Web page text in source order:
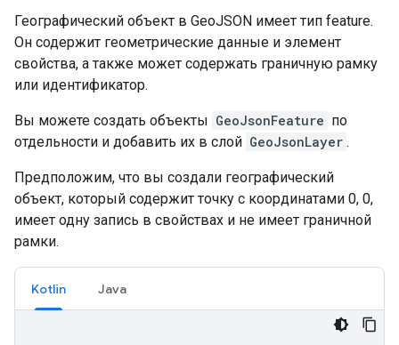
Географический объект в GeoJSON имеет тип feature.
Он содержит геометрические данные и элемент
свойства, а также может содержать граничную рамку
или идентификатор.
Вы можете создать объекты GeoJsonFeature по
отдельности и добавить их в слой GeoJsonLayer .
Предположим, что вы создали географический
объект, который содержит точку с координатами 0, 0,
имеет одну запись в свойствах и не имеет граничной
рамки.
Kotlin Java